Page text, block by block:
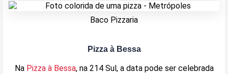
Baco Pizzaria
Pizza à Bessa
Na Pizza à Bessa, na 214 Sul, a data pode ser celebrada